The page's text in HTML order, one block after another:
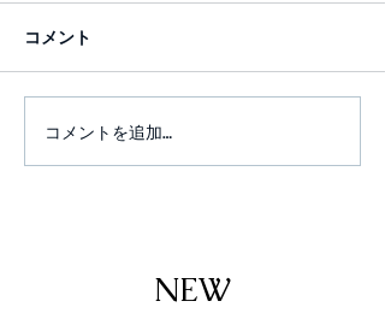
コメント
コメントを追加…
NEW